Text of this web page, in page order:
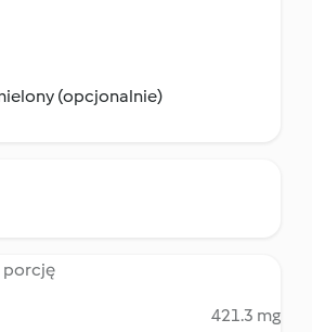
(opcjonalnie)
porcję
421.3 mg